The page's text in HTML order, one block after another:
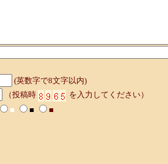
(英数字で8文字以内)
（投稿時
を入力してください）
■ ■ ■